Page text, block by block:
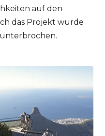
auf den
das Projekt wurde